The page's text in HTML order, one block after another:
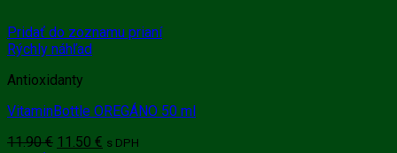
Pridať do zoznamu prianí
Rýchly náhľad
Antioxidanty
VitaminBottle OREGÁNO 50 ml
11.90€ Pôvodná
11.50 € Aktuálna
s DPH